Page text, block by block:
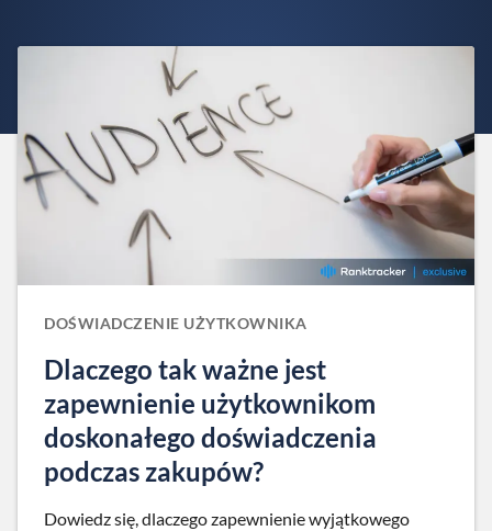
DOŚWIADCZENIE UŻYTKOWNIKA
Dlaczego tak ważne jest
zapewnienie użytkownikom
doskonałego doświadczenia
podczas zakupów?
Dowiedz się, dlaczego zapewnienie wyjątkowego